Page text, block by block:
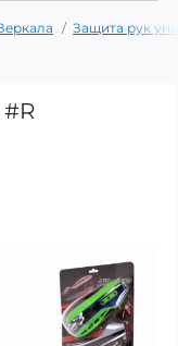
Защита рук